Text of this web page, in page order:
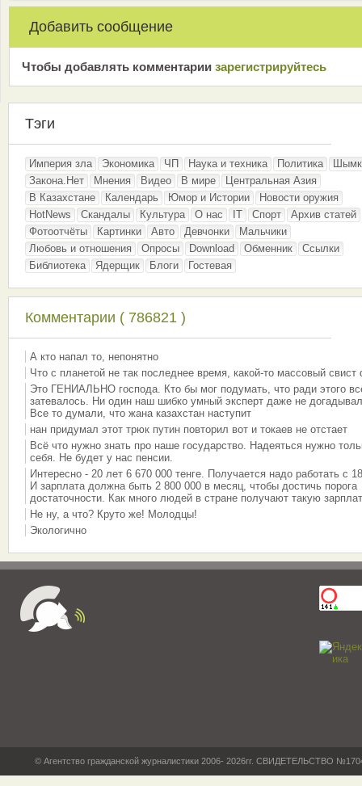
Добавить сообщение
Чтобы добавлять комментарии зарeгиcтрирyйтeсь
Тэги
Империя зла Экономика ЧП Наука и техника Политика
Закона.Нет
Мнения Видео В мире
Центральная Азия
В Казахстане
Календарь Юмор и Истории
Новости оружия
HotNews
Скандалы Культура О нас IT Спорт
Архив статей
Фотоотчёты
Картинки Авто Девчонки
Мальчики
Любовь и отношения
Опросы Download Обменник
Ссылки
Библиотека
Ядерщик Блоги Гостевая
Комментарии ( 786821 )
А кто напал то, непонятно
Что с планетой не так последнее время, какой-то массовый свист
Это ГЕНИАЛЬНО господа. Кто бы мог подумать, что ради этого
затевалось. Ни один наш шибко умный эксперт даже не
Все то думали, что жана казахстан наступит
нан придумал этот трюк путин повторил вот и токаев не отстает
Всё что нужно знать про наше государство. Надеяться нужно
себя. Не будет у нас пенсии.
Интересно - 20 лет 6 670 000 тенге. Получается надо работать с
И зарплата должна быть 2 800 000 в месяц, чтобы достичь порога
достаточности. Как много людей в стране получают такую
Не ну, а что? Круто же! Молодцы!
Экологично
© Агентство гражданской журналистики 2006- 2026гг. СВИДЕТЕЛЬСТВО